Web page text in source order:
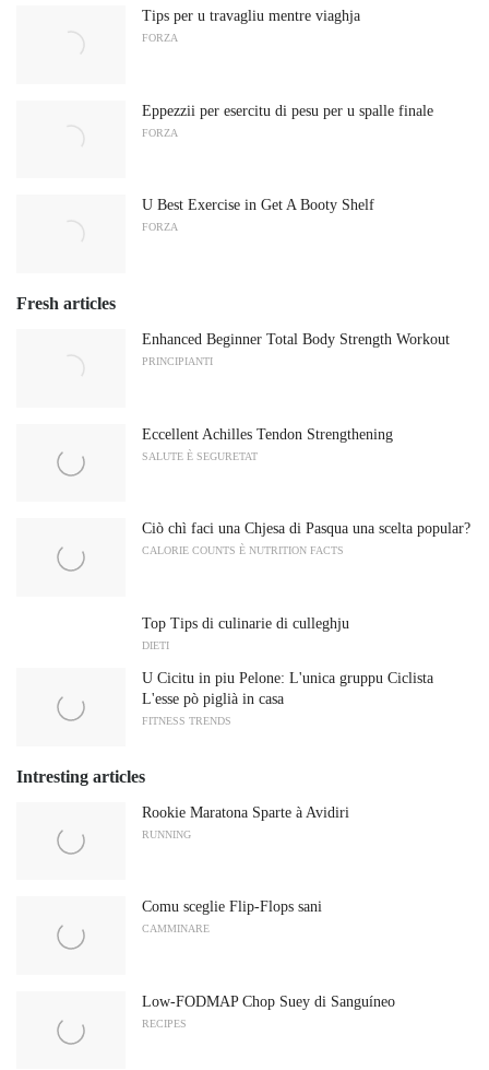
Tips per u travagliu mentre viaghja
FORZA
Eppezzii per esercitu di pesu per u spalle finale
FORZA
U Best Exercise in Get A Booty Shelf
FORZA
Fresh articles
Enhanced Beginner Total Body Strength Workout
PRINCIPIANTI
Eccellent Achilles Tendon Strengthening
SALUTE È SEGURETAT
Ciò chì faci una Chjesa di Pasqua una scelta popular?
CALORIE COUNTS È NUTRITION FACTS
Top Tips di culinarie di culleghju
DIETI
U Cicitu in piu Pelone: ​​L'unica gruppu Ciclista
L'esse pò piglià in casa
FITNESS TRENDS
Intresting articles
Rookie Maratona Sparte à Avidiri
RUNNING
Comu sceglie Flip-Flops sani
CAMMINARE
Low-FODMAP Chop Suey di Sanguíneo
RECIPES